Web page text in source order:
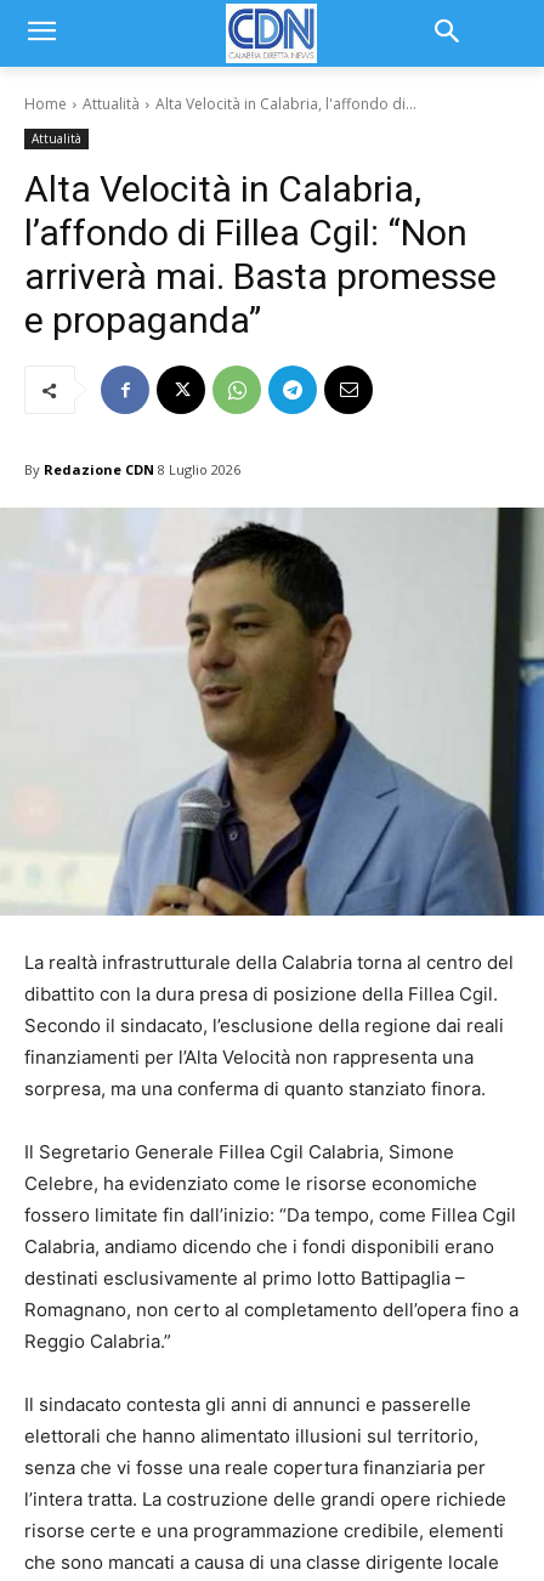
Home Attualità Alta Velocità in Calabria, l'affondo di...
Attualità
Alta Velocità in Calabria,
l’affondo di Fillea Cgil: “Non
arriverà mai. Basta promesse
e propaganda”
By Redazione CDN 8 Luglio 2026
La realtà infrastrutturale della Calabria torna al centro del
dibattito con la dura presa di posizione della Fillea Cgil.
Secondo il sindacato, l’esclusione della regione dai reali
finanziamenti per l’Alta Velocità non rappresenta una
sorpresa, ma una conferma di quanto stanziato finora.
Il Segretario Generale Fillea Cgil Calabria, Simone
Celebre, ha evidenziato come le risorse economiche
fossero limitate fin dall’inizio: “Da tempo, come Fillea Cgil
Calabria, andiamo dicendo che i fondi disponibili erano
destinati esclusivamente al primo lotto Battipaglia –
Romagnano, non certo al completamento dell’opera fino a
Reggio Calabria.”
Il sindacato contesta gli anni di annunci e passerelle
elettorali che hanno alimentato illusioni sul territorio,
senza che vi fosse una reale copertura finanziaria per
l’intera tratta. La costruzione delle grandi opere richiede
risorse certe e una programmazione credibile, elementi
che sono mancati a causa di una classe dirigente locale